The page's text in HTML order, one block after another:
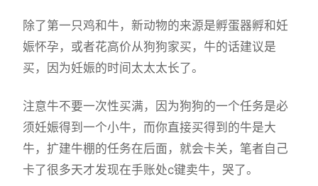
除了第一只鸡和牛，新动物的来源是孵蛋器孵和妊
娠怀孕，或者花高价从狗狗家买，牛的话建议是
买，因为妊娠的时间太太太长了。
注意牛不要一次性买满，因为狗狗的一个任务是必
须妊娠得到一个小牛，而你直接买得到的牛是大
牛，扩建牛棚的任务在后面，就会卡关，笔者自己
卡了很多天才发现在手账处c键卖牛，哭了。